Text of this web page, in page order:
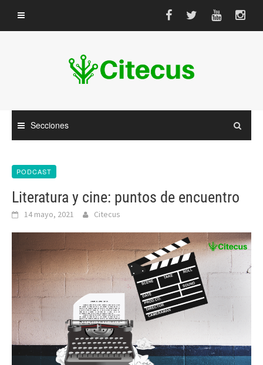
contenido
Secciones
PODCAST
Literatura y cine: puntos de encuentro
14 mayo, 2021 Citecus